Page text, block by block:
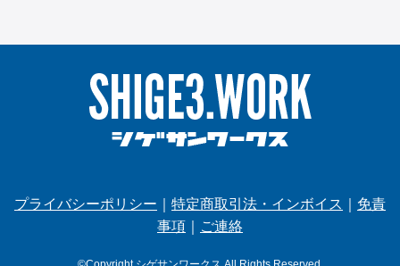
プライバシーポリシー 特定商取引法・インボイス
免責
事項
ご連絡